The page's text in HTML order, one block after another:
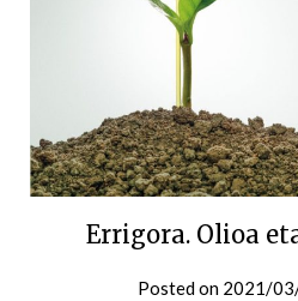
Errigora. Olioa
Posted on 2021/